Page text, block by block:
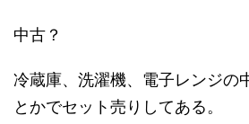
中古？
冷蔵庫、洗濯機、電子レンジの
とかでセット売りしてある。